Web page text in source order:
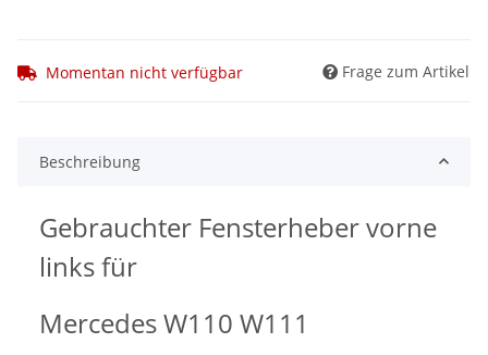
Momentan nicht verfügbar Frage zum Artikel
Beschreibung
Gebrauchter Fensterheber vorne
links für
Mercedes W110 W111